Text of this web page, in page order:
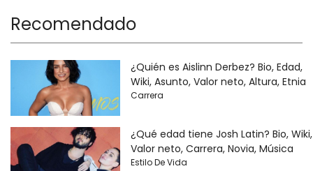
Recomendado
¿Quién es Aislinn Derbez? Bio, Edad,
Wiki, Asunto, Valor neto, Altura, Etnia
Carrera
¿Qué edad tiene Josh Latin? Bio, Wiki,
Valor neto, Carrera, Novia, Música
Estilo De Vida